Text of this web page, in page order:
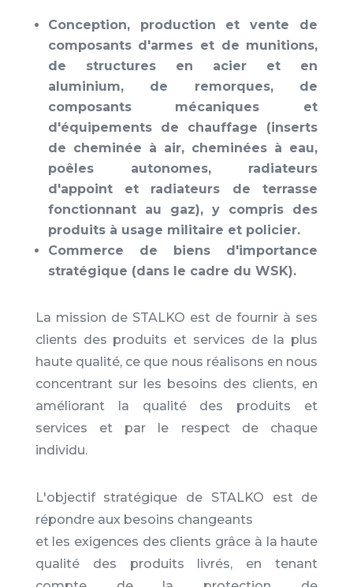
Conception, production et vente de
composants d'armes et de munitions,
de structures en acier et en
aluminium, de remorques, de
composants mécaniques et
d'équipements de chauffage (inserts
de cheminée à air, cheminées à eau,
poêles autonomes, radiateurs
d'appoint et radiateurs de terrasse
fonctionnant au gaz), y compris des
produits à usage militaire et policier.
Commerce de biens d'importance
stratégique (dans le cadre du WSK).
La mission de STALKO est de fournir à ses
clients des produits et services de la plus
haute qualité, ce que nous réalisons en nous
concentrant sur les besoins des clients, en
améliorant la qualité des produits et
services et par le respect de chaque
individu.
L'objectif stratégique de STALKO est de
répondre aux besoins changeants
et les exigences des clients grâce à la haute
qualité des produits livrés, en tenant